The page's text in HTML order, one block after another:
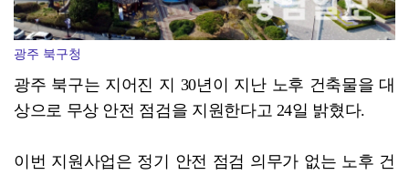
광주 북구청
광주 북구는 지어진 지 30년이 지난 노후 건축물을 대
상으로 무상 안전 점검을 지원한다고 24일 밝혔다.
이번 지원사업은 정기 안전 점검 의무가 없는 노후 건